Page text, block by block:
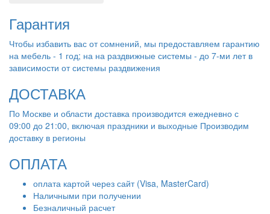
Гарантия
Чтобы избавить вас от сомнений, мы предоставляем гарантию
на мебель - 1 год; на на раздвижные системы - до 7-ми лет в
зависимости от системы раздвижения
ДОСТАВКА
По Москве и области доставка производится ежедневно с
09:00 до 21:00, включая праздники и выходные Производим
доставку в регионы
ОПЛАТА
оплата картой через сайт (Visa, MasterCard)
Наличными при получении
Безналичный расчет